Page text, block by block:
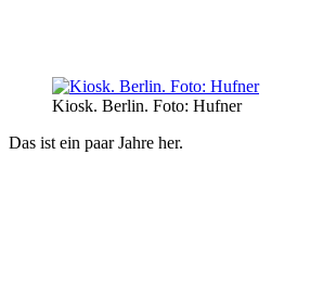
Kiosk. Berlin. Foto: Hufner
Das ist ein paar Jahre her.